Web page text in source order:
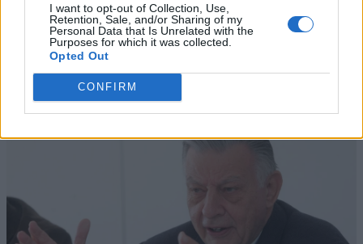
I want to opt-out of Collection, Use,
Retention, Sale, and/or Sharing of my
Personal Data that Is Unrelated with the
Purposes for which it was collected.
Opted Out
CONFIRM